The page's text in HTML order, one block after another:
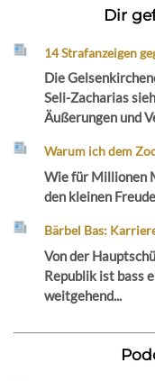
Dir
14 Strafanzeigen
Die
Seli-Zacharias
Äußerungen und
Warum ich dem
Wie für Millionen
den kleinen
Bärbel Bas:
Von der
Republik ist bass
weitgehend...